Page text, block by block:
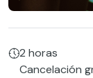
2 horas
Cancelación